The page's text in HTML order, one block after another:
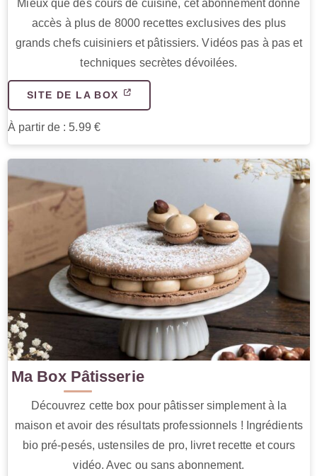
Mieux que des cours de cuisine, cet abonnement donne
accès à plus de 8000 recettes exclusives des plus
grands chefs cuisiniers et pâtissiers. Vidéos pas à pas et
techniques secrètes dévoilées.
SITE DE LA BOX
À partir de : 5.99 €
Ma Box Pâtisserie
Découvrez cette box pour pâtisser simplement à la
maison et avoir des résultats professionnels ! Ingrédients
bio pré-pesés, ustensiles de pro, livret recette et cours
vidéo. Avec ou sans abonnement.